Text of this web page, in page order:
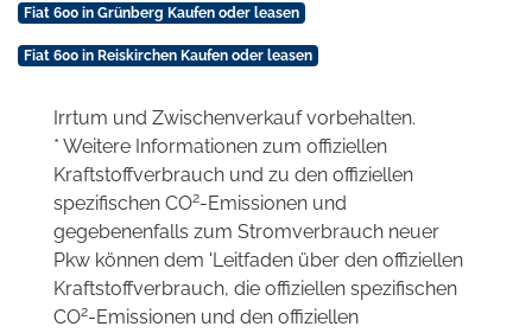
Fiat 600 in Grünberg Kaufen oder leasen
Fiat 600 in Reiskirchen Kaufen oder leasen
Irrtum und Zwischenverkauf vorbehalten.
* Weitere Informationen zum offiziellen
Kraftstoffverbrauch und zu den offiziellen
spezifischen CO2-Emissionen und
gegebenenfalls zum Stromverbrauch neuer
Pkw können dem 'Leitfaden über den offiziellen
Kraftstoffverbrauch, die offiziellen spezifischen
CO2-Emissionen und den offiziellen